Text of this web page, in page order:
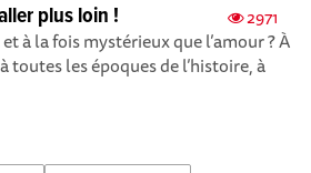
2971
plus loin !
à la fois mystérieux que l’amour ? À
toutes les époques de l’histoire, à